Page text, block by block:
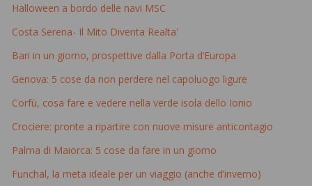
Halloween a bordo delle navi MSC
Costa Serena- Il Mito Diventa Realta'
Bari in un giorno, prospettive dalla Porta d’Europa
Genova: 5 cose da non perdere nel capoluogo ligure
Corfù, cosa fare e vedere nella verde isola dello Ionio
Crociere: pronte a ripartire con nuove misure anticontagio
Palma di Maiorca: 5 cose da fare in un giorno
Funchal, la meta ideale per un viaggio (anche d’inverno)